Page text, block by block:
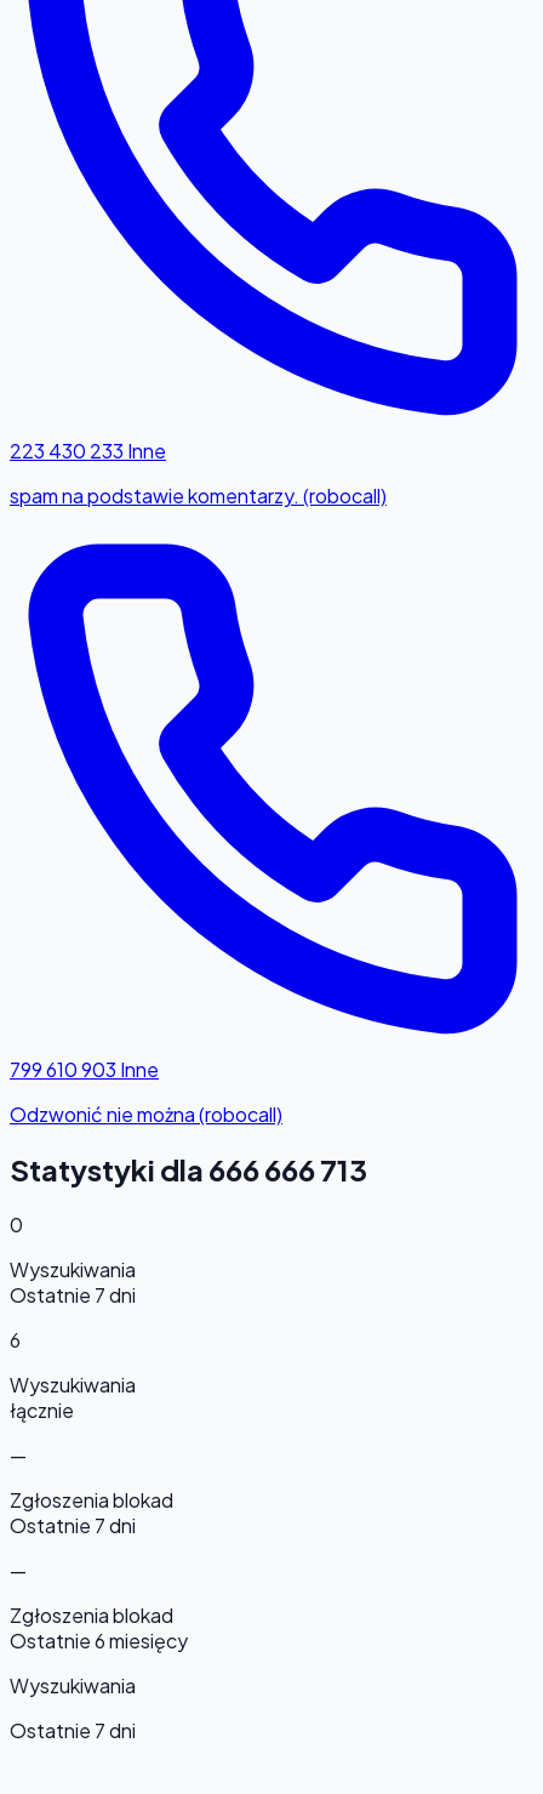
223 430 233 Inne
spam na podstawie komentarzy. (robocall)
799 610 903 Inne
Odzwonić nie można (robocall)
Statystyki dla 666 666 713
0
Wyszukiwania
Ostatnie 7 dni
6
Wyszukiwania
łącznie
—
Zgłoszenia blokad
Ostatnie 7 dni
—
Zgłoszenia blokad
Ostatnie 6 miesięcy
Wyszukiwania
Ostatnie 7 dni